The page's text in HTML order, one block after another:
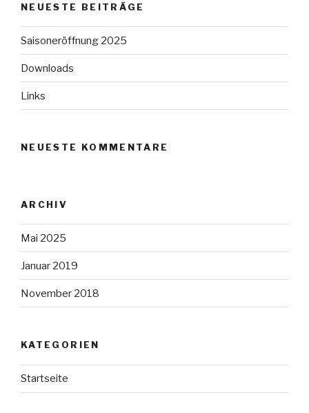
NEUESTE BEITRÄGE
Saisoneröffnung 2025
Downloads
Links
NEUESTE KOMMENTARE
ARCHIV
Mai 2025
Januar 2019
November 2018
KATEGORIEN
Startseite